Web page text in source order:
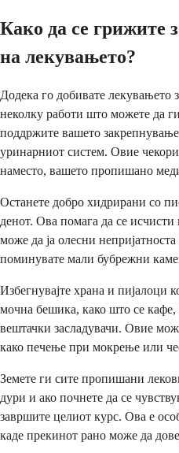
Како да се грижите
на лекувањето?
Додека го добивате лекувањето
неколку работи што можете да
поддржите вашето
уринарниот систем. Овие чекори
наместо, вашето пропишано
Останете добро хидрирани со
денот. Ова помага да се
може да ја олесни
поминувате мали бубрежни
Избегнувајте храна и пијалоци
мочна бешика, како што се кафе,
вештачки засладувачи. Овие
како печење при мокрење или
Земете ги сите пропишани
дури и ако почнете да се
завршите целиот курс. Ова е
каде прекинот рано може да